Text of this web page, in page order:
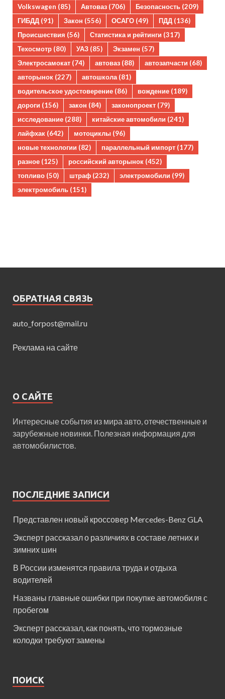
Volkswagen (85) Автоваз (706) Безопасность (209)
ГИБДД (91) Закон (556) ОСАГО (49) ПДД (136)
Происшествия (56) Статистика и рейтинги (317)
Техосмотр (80) УАЗ (85) Экзамен (57)
Электросамокат (74) автоваз (88) автозапчасти (68)
авторынок (227) автошкола (81)
водительское удостоверение (86) вождение (189)
дороги (156) закон (84) законопроект (79)
исследование (288) китайские автомобили (241)
лайфхак (642) мотоциклы (96)
новые технологии (82) параллельный импорт (177)
разное (125) российский авторынок (452)
топливо (50) штраф (232) электромобили (99)
электромобиль (151)
ОБРАТНАЯ СВЯЗЬ
auto_forpost@mail.ru
Реклама на сайте
О САЙТЕ
Интересные события из мира авто, отечественные и
зарубежные новинки. Полезная информация для
автомобилистов.
ПОСЛЕДНИЕ ЗАПИСИ
Представлен новый кроссовер Mercedes-Benz GLA
Эксперт рассказал о различиях в составе летних и
зимних шин
В России изменятся правила труда и отдыха
водителей
Названы главные ошибки при покупке автомобиля с
пробегом
Эксперт рассказал, как понять, что тормозные
колодки требуют замены
ПОИСК